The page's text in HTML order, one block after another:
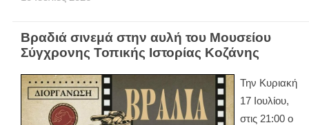
Βραδιά σινεμά στην αυλή του Μουσείου
Σύγχρονης Τοπικής Ιστορίας Κοζάνης
Την Κυριακή
17 Ιουλίου,
στις 21:00 ο